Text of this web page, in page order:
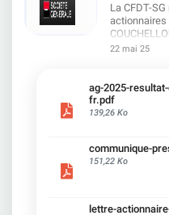
La CFDT-
actionnaires
souligné la
facteurs
solide. Etre
une banque
22 mai 25
ag-2025-
fr.pdf
139,26 Ko
communique-
151,22 Ko
lettre-